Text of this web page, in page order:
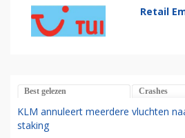
Retail
Best gelezen Crashes
KLM annuleert meerdere vluchten
staking